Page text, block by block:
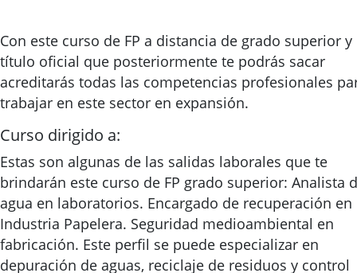
Con este curso de FP a distancia de grado superior y
título oficial que posteriormente te podrás sacar
acreditarás todas las competencias profesionales
trabajar en este sector en expansión.
Curso dirigido a:
Estas son algunas de las salidas laborales que te
brindarán este curso de FP grado superior: Analista
agua en laboratorios. Encargado de recuperación en
Industria Papelera. Seguridad medioambiental en
fabricación. Este perfil se puede especializar en
depuración de aguas, reciclaje de residuos y control